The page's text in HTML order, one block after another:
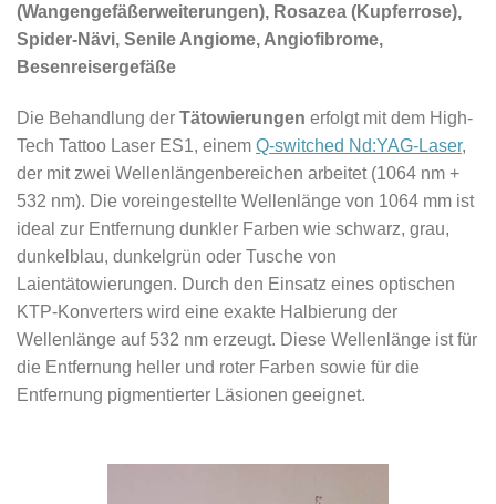
(Wangengefäßerweiterungen), Rosazea (Kupferrose),
Spider-Nävi, Senile Angiome, Angiofibrome,
Besenreisergefäße
Die Behandlung der Tätowierungen erfolgt mit dem High-
Tech Tattoo Laser ES1, einem Q-switched Nd:YAG-Laser,
der mit zwei Wellenlängenbereichen arbeitet (1064 nm +
532 nm). Die voreingestellte Wellenlänge von 1064 mm ist
ideal zur Entfernung dunkler Farben wie schwarz, grau,
dunkelblau, dunkelgrün oder Tusche von
Laientätowierungen. Durch den Einsatz eines optischen
KTP-Konverters wird eine exakte Halbierung der
Wellenlänge auf 532 nm erzeugt. Diese Wellenlänge ist für
die Entfernung heller und roter Farben sowie für die
Entfernung pigmentierter Läsionen geeignet.